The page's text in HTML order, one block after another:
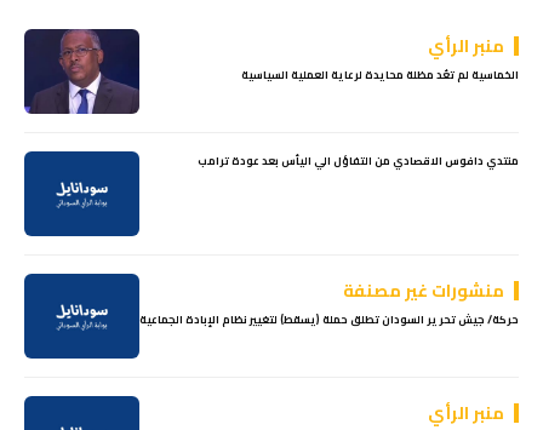
منبر الرأي
الخماسية لم تعُد مظلة محايدة لرعاية العملية السياسية
منتدي دافوس الاقصادي من التفاؤل الي اليأس بعد عودة ترامب
منشورات غير مصنفة
حركة/ جيش تحرير السودان تطلق حملة (يسقط) لتغيير نظام الإبادة الجماعية
منبر الرأي